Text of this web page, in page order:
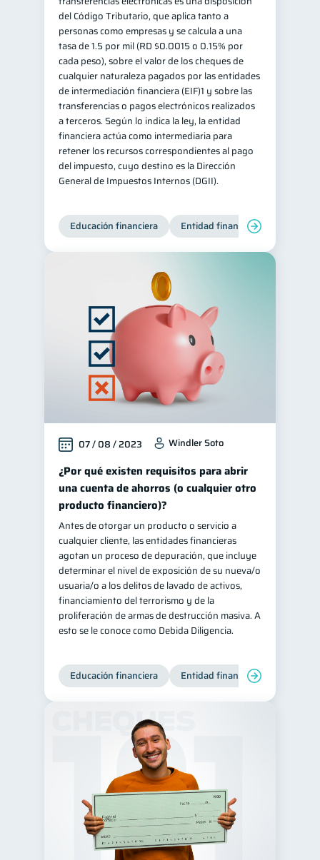
del Código Tributario, que aplica tanto a
personas como empresas y se calcula a una
tasa de 1.5 por mil (RD $0.0015 o 0.15% por
cada peso), sobre el valor de los cheques de
cualquier naturaleza pagados por las entidades
de intermediación financiera (EIF)1 y sobre las
transferencias o pagos electrónicos realizados
a terceros. Según lo indica la ley, la entidad
financiera actúa como intermediaria para
retener los recursos correspondientes al pago
del impuesto, cuyo destino es la Dirección
General de Impuestos Internos (DGII).
Educación financiera Entidad financiera
07 / 08 / 2023 Windler Soto
¿Por qué existen requisitos para abrir
una cuenta de ahorros (o cualquier otro
producto financiero)?
Antes de otorgar un producto o servicio a
cualquier cliente, las entidades financieras
agotan un proceso de depuración, que incluye
determinar el nivel de exposición de su nueva/o
usuaria/o a los delitos de lavado de activos,
financiamiento del terrorismo y de la
proliferación de armas de destrucción masiva. A
esto se le conoce como Debida Diligencia.
Educación financiera Entidad financiera